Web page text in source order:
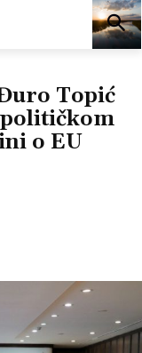
Topić
o EU